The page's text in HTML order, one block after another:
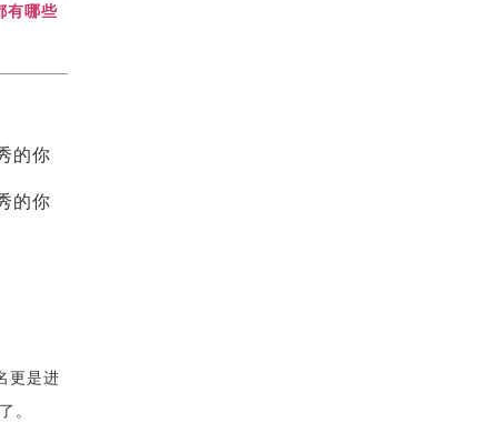
有哪些
更是进
。